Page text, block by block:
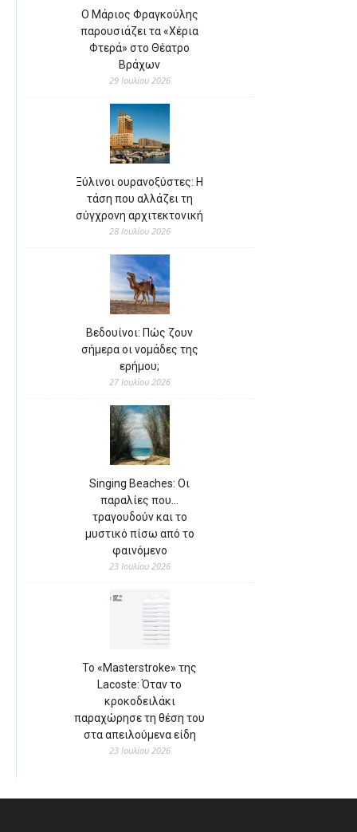
Ο Μάριος Φραγκούλης
παρουσιάζει τα «Χέρια
Φτερά» στο Θέατρο
Βράχων
29 Ιουλίου 2026
Ξύλινοι ουρανοξύστες: Η
τάση που αλλάζει τη
σύγχρονη αρχιτεκτονική
28 Ιουλίου 2026
Βεδουίνοι: Πώς ζουν
σήμερα οι νομάδες της
ερήμου;
27 Ιουλίου 2026
Singing Beaches: Οι
παραλίες που…
τραγουδούν και το
μυστικό πίσω από το
φαινόμενο
23 Ιουλίου 2026
Το «Masterstroke» της
Lacoste: Όταν το
κροκοδειλάκι
παραχώρησε τη θέση του
στα απειλούμενα είδη
23 Ιουλίου 2026